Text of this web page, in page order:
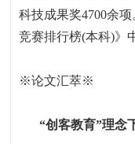
科技成果奖4700余项
竞赛排行榜(本科)》
※论文汇萃※
“创客教育”理念